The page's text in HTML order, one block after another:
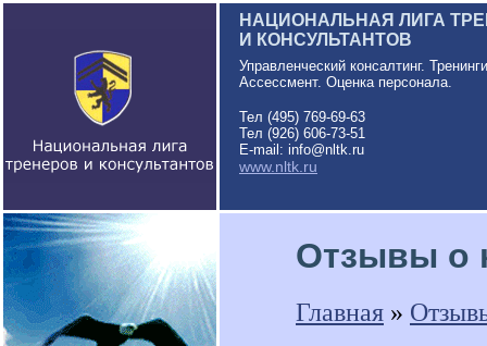
НАЦИОНАЛЬНАЯ ЛИГА
И КОНСУЛЬТАНТОВ
Управленческий консалтинг.
Ассессмент. Оценка персонала.
Тел (495) 769-69-63
Тел (926) 606-73-51
E-mail: info@nltk.ru
www.nltk.ru
Отзывы о
Главная »